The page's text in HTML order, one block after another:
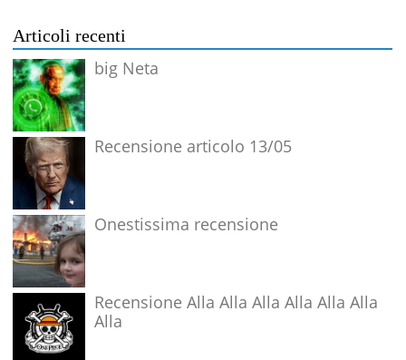
Articoli recenti
big Neta
Recensione articolo 13/05
Onestissima recensione
Recensione Alla Alla Alla Alla Alla Alla
Alla